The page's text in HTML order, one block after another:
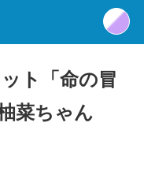
ト「命の冒
菜ちゃん